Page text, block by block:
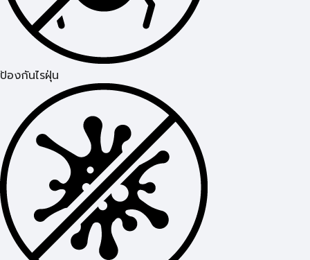
ป้องกันไรฝุ่น